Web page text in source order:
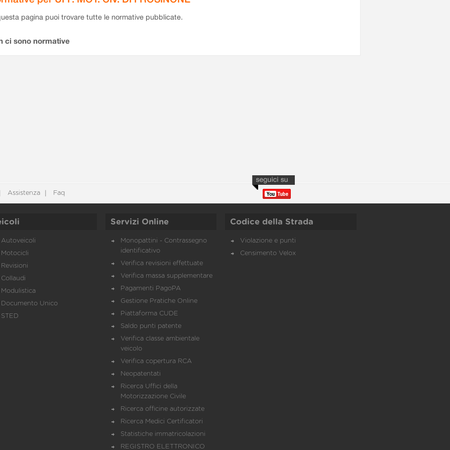
pagina puoi trovare tutte le normative pubblicate.
ci sono normative
Assistenza Faq
Autoveicoli
Motocicli
Revisioni
Collaudi
Modulistica
Documento Unico
STED
Servizi Online
Monopattini - Contrassegno
identificativo
Verifica revisioni effettuate
Verifica massa supplementare
Pagamenti PagoPA
Gestione Pratiche Online
Piattaforma CUDE
Saldo punti patente
Verifica classe ambientale
veicolo
Verifica copertura RCA
Neopatentati
Ricerca Uffici della
Motorizzazione Civile
Ricerca officine autorizzate
Ricerca Medici Certificatori
Statistiche immatricolazioni
REGISTRO ELETTRONICO
Codice della Strada
Violazione e punti
Censimento Velox